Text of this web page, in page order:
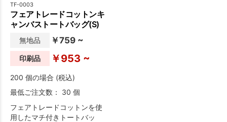
TF-0003
フェアトレードコットンキ
ャンバストートバッグ(S)
無地品 ￥759 ~
印刷品 ￥953 ~
200 個の場合 (税込)
最低ご注文数： 30 個
フェアトレードコットンを使
用したマチ付きトートバッ